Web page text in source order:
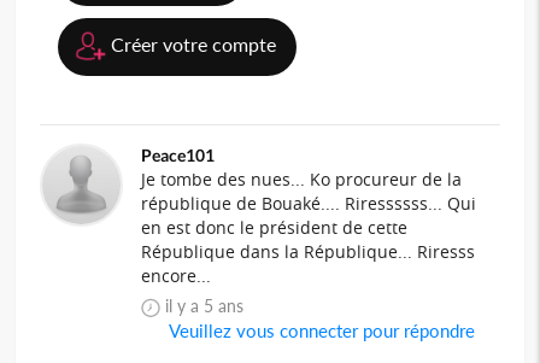
Créer votre compte
Peace101
Je tombe des nues... Ko procureur de la
république de Bouaké.... Riressssss... Qui
en est donc le président de cette
République dans la République... Riresss
encore...
il y a 5 ans
Veuillez vous connecter pour répondre